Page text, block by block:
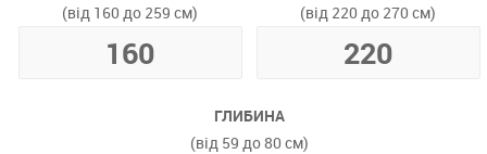
(від 160 до 259 см)
(від 220 до 270 см)
ГЛИБИНА
(від 59 до 80 см)